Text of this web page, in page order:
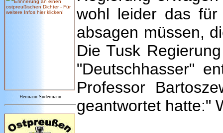
Hermann Sudermann
wohl leider das für
absagen müssen,
Die Tusk
"Deutschhasser"
Professor
geantwortet hatte:"